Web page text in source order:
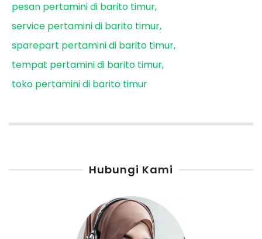
pesan pertamini di barito timur
service pertamini di barito timur
sparepart pertamini di barito timur
tempat pertamini di barito timur
toko pertamini di barito timur
Hubungi Kami